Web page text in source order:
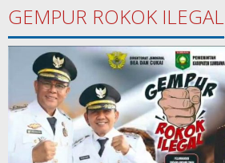
GEMPUR ROKOK ILEGAL